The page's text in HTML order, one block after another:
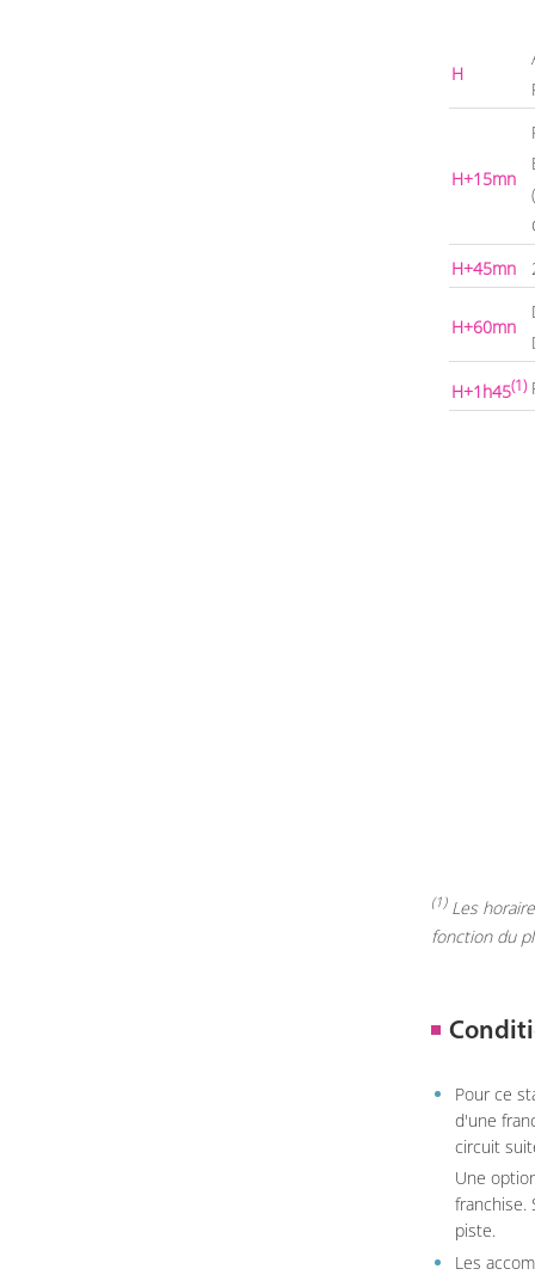
H
H+15mn
H+45mn
H+60mn
H+1h45(1)
(1)Les
fonction du
Pour ce
d'une
circuit
Une
franchise.
piste.
Les